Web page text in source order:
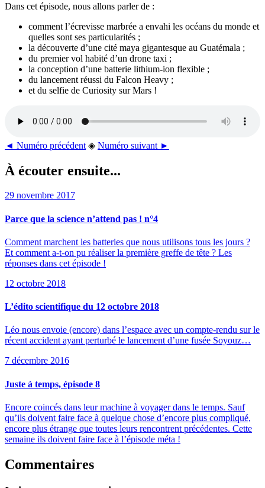
Dans cet épisode, nous allons parler de :
comment l’écrevisse marbrée a envahi les océans du monde et
quelles sont ses particularités ;
la découverte d’une cité maya gigantesque au Guatémala ;
du premier vol habité d’un drone taxi ;
la conception d’une batterie lithium-ion flexible ;
du lancement réussi du Falcon Heavy ;
et du selfie de Curiosity sur Mars !
◄ Numéro précédent ◈ Numéro suivant ►
À écouter ensuite...
29 novembre 2017
Parce que la science n’attend pas ! n°4
Comment marchent les batteries que nous utilisons tous les jours ?
Et comment a-t-on pu réaliser la première greffe de tête ? Les
réponses dans cet épisode !
12 octobre 2018
L’édito scientifique du 12 octobre 2018
Léo nous envoie (encore) dans l’espace avec un compte-rendu sur le
récent accident ayant perturbé le lancement d’une fusée Soyouz…
7 décembre 2016
Juste à temps, épisode 8
Encore coincés dans leur machine à voyager dans le temps. Sauf
qu’ils doivent faire face à quelque chose d’encore plus compliqué,
encore plus étrange que toutes leurs rencontrent précédentes. Cette
semaine ils doivent faire face à l’épisode méta !
Commentaires